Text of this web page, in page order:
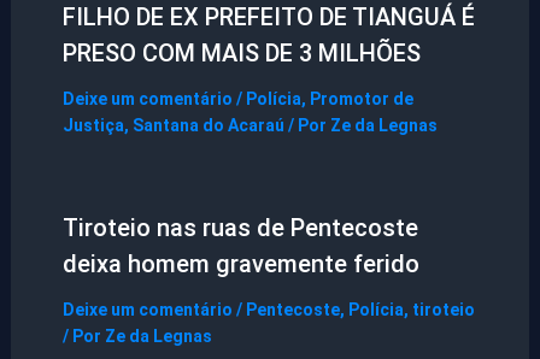
FILHO DE EX PREFEITO DE TIANGUÁ É
PRESO COM MAIS DE 3 MILHÕES
Deixe um comentário / Polícia, Promotor de
Justiça, Santana do Acaraú / Por Ze da Legnas
Tiroteio nas ruas de Pentecoste
deixa homem gravemente ferido
Deixe um comentário / Pentecoste, Polícia, tiroteio
/ Por Ze da Legnas